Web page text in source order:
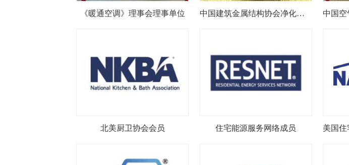
《暖通空调》理事会理事单位 中国建筑金属结构协会净化与新风委员会副主任单位
北美厨卫协会会员 住宅能源服务网络成员